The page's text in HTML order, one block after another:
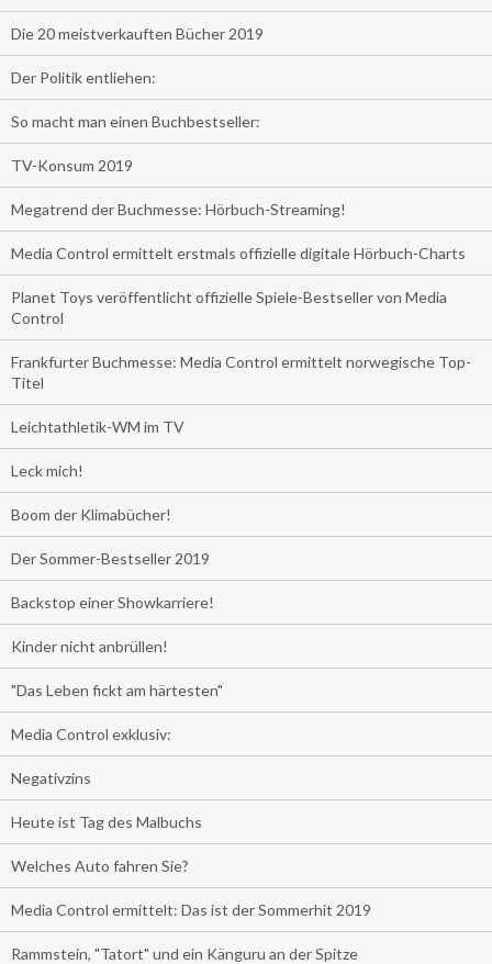
Die 20 meistverkauften Bücher 2019
Der Politik entliehen:
So macht man einen Buchbestseller:
TV-Konsum 2019
Megatrend der Buchmesse: Hörbuch-Streaming!
Media Control ermittelt erstmals offizielle digitale Hörbuch-Charts
Planet Toys veröffentlicht offizielle Spiele-Bestseller von Media
Control
Frankfurter Buchmesse: Media Control ermittelt norwegische Top-
Titel
Leichtathletik-WM im TV
Leck mich!
Boom der Klimabücher!
Der Sommer-Bestseller 2019
Backstop einer Showkarriere!
Kinder nicht anbrüllen!
"Das Leben fickt am härtesten"
Media Control exklusiv:
Negativzins
Heute ist Tag des Malbuchs
Welches Auto fahren Sie?
Media Control ermittelt: Das ist der Sommerhit 2019
Rammstein, "Tatort" und ein Känguru an der Spitze